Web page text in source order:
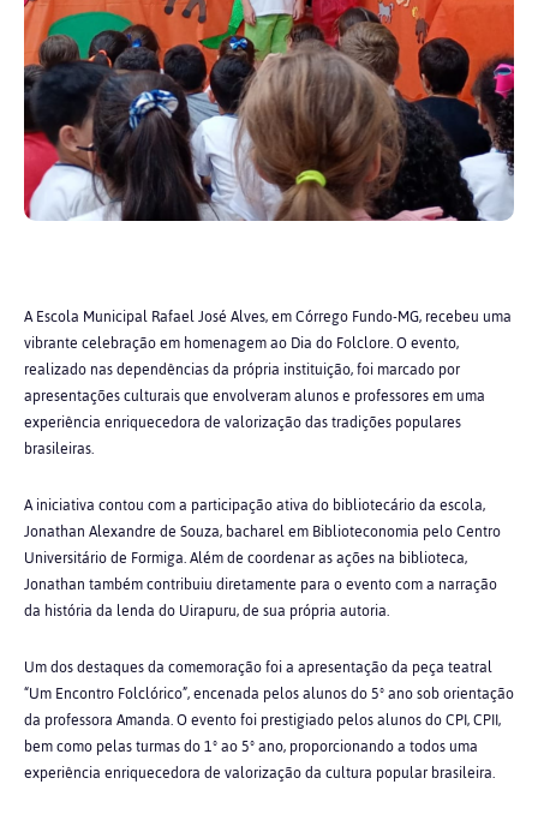
A Escola Municipal Rafael José Alves, em Córrego Fundo-MG, recebeu uma
vibrante celebração em homenagem ao Dia do Folclore. O evento,
realizado nas dependências da própria instituição, foi marcado por
apresentações culturais que envolveram alunos e professores em uma
experiência enriquecedora de valorização das tradições populares
brasileiras.
A iniciativa contou com a participação ativa do bibliotecário da escola,
Jonathan Alexandre de Souza, bacharel em Biblioteconomia pelo Centro
Universitário de Formiga. Além de coordenar as ações na biblioteca,
Jonathan também contribuiu diretamente para o evento com a narração
da história da lenda do Uirapuru, de sua própria autoria.
Um dos destaques da comemoração foi a apresentação da peça teatral
“Um Encontro Folclórico”, encenada pelos alunos do 5º ano sob orientação
da professora Amanda.O evento foi prestigiado pelos alunos do CPI, CPII,
bem como pelas turmas do 1º ao 5º ano, proporcionando a todos uma
experiência enriquecedora de valorização da cultura popular brasileira.